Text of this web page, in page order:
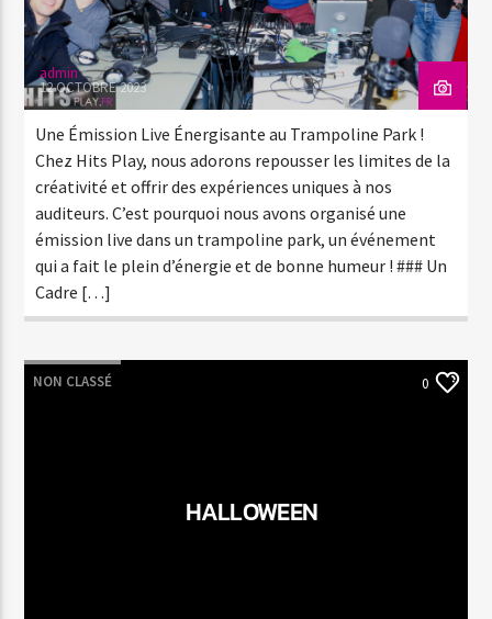
admin
12 OCTOBRE 2023
Une Émission Live Énergisante au Trampoline Park !
Chez Hits Play, nous adorons repousser les limites de la
créativité et offrir des expériences uniques à nos
auditeurs. C’est pourquoi nous avons organisé une
émission live dans un trampoline park, un événement
qui a fait le plein d’énergie et de bonne humeur ! ### Un
Cadre […]
NON CLASSÉ 0
HALLOWEEN